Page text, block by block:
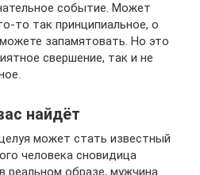
событие. Может
то так принципиальное, о
запамятовать. Но это
свершение, так и не
найдёт
может стать известный
человека сновидица
реальном образе, мужчина